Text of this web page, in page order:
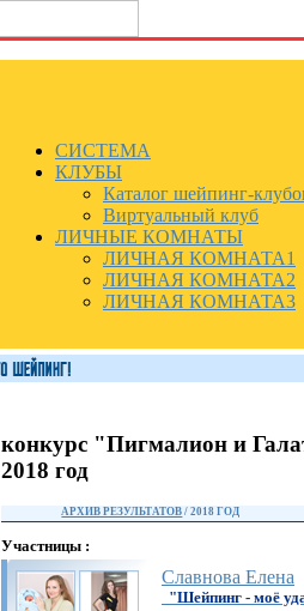
СИСТЕМА
КЛУБЫ
Каталог шейпинг-
Виртуальный клуб
ЛИЧНЫЕ КОМНАТЫ
ЛИЧНАЯ КОМНАТА1
ЛИЧНАЯ КОМНАТА2
ЛИЧНАЯ КОМНАТА3
конкурс "Пигмалион и
2018 год
АРХИВ РЕЗУЛЬТАТОВ / 2018 ГОД
Участницы :
Славнова Елена
"Шейпинг - моё